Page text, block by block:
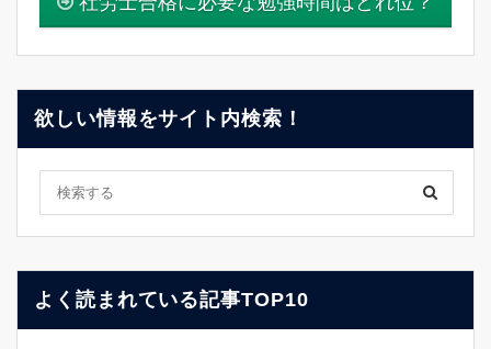
欲しい情報をサイト内検索！
よく読まれている記事TOP10